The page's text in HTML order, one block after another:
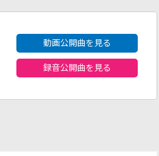
動画公開曲を見る
録音公開曲を見る